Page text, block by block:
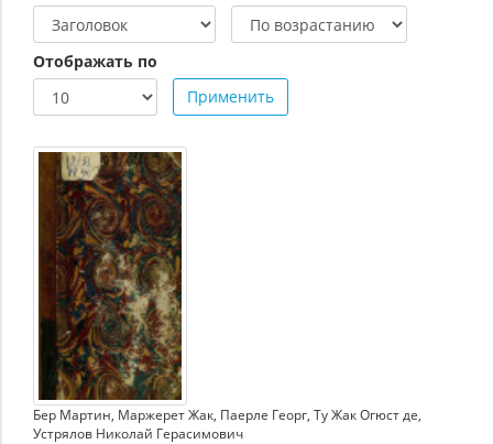
Отображать по
Применить
Бер Мартин Маржерет Жак Паерле Георг Ту Жак Огюст де
Устрялов Николай Герасимович